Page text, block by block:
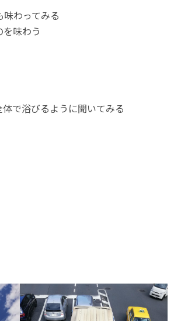
味わってみる
を味わう
で浴びるように聞いてみる